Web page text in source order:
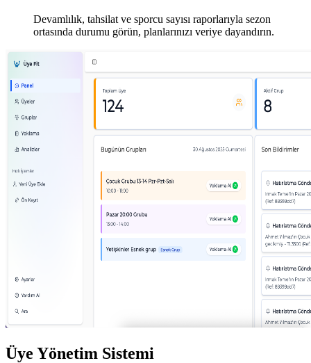
Devamlılık, tahsilat ve sporcu sayısı raporlarıyla sezon
ortasında durumu görün, planlarınızı veriye dayandırın.
Üye Yönetim Sistemi